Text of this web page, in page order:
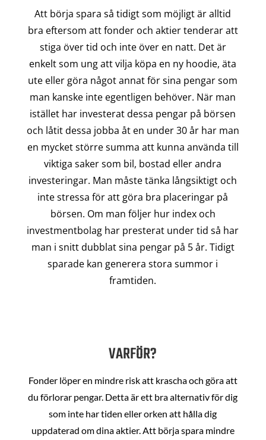
Att börja spara så tidigt som möjligt är alltid
bra eftersom att fonder och aktier tenderar att
stiga över tid och inte över en natt. Det är
enkelt som ung att vilja köpa en ny hoodie, äta
ute eller göra något annat för sina pengar som
man kanske inte egentligen behöver. När man
istället har investerat dessa pengar på börsen
och låtit dessa jobba åt en under 30 år har man
en mycket större summa att kunna använda till
viktiga saker som bil, bostad eller andra
investeringar. Man måste tänka långsiktigt och
inte stressa för att göra bra placeringar på
börsen. Om man följer hur index och
investmentbolag har presterat under tid så har
man i snitt dubblat sina pengar på 5 år. Tidigt
sparade kan generera stora summor i
framtiden.
VARFÖR?
Fonder löper en mindre risk att krascha och göra att
du förlorar pengar. Detta är ett bra alternativ för dig
som inte har tiden eller orken att hålla dig
uppdaterad om dina aktier. Att börja spara mindre